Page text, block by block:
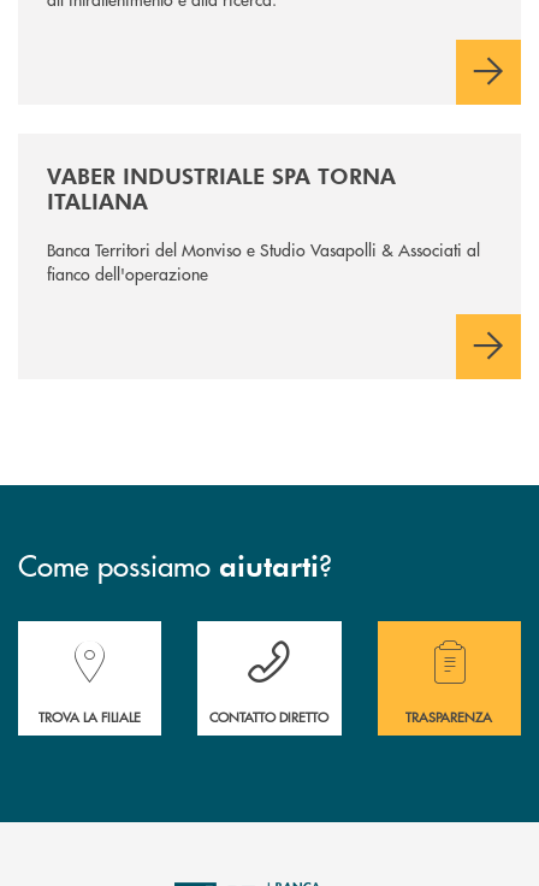
VABER INDUSTRIALE SPA TORNA
ITALIANA
Banca Territori del Monviso e Studio Vasapolli & Associati al
fianco dell'operazione
Come possiamo aiutarti?
Accedi all' elenco completo delle filiali della Banca.
TROVA LA FILIALE
Hai bisogno di assistenza immediata?
CONTATTO DIRETTO
Hai bisogno di
TRASPARENZA